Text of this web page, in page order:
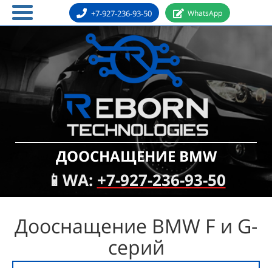
+7-927-236-93-50 WhatsApp
ДООСНАЩЕНИЕ BMW
📱WA: +7-927-236-93-50
Дооснащение BMW F и G-
серий